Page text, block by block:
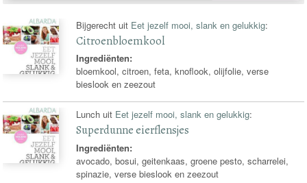
Bijgerecht uit Eet jezelf mooi, slank en gelukkig:
Citroenbloemkool
Ingrediënten:
bloemkool, citroen, feta, knoflook, olijfolie, verse
bieslook en zeezout
Lunch uit Eet jezelf mooi, slank en gelukkig:
Superdunne eierflensjes
Ingrediënten:
avocado, bosui, geitenkaas, groene pesto, scharrelei,
spinazie, verse bieslook en zeezout